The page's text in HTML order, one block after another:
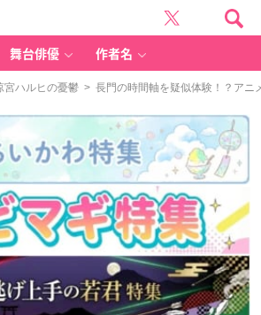
舞台俳優 作者名
宮ハルヒの憂鬱 > 長門の時間軸を疑似体験！？アニ